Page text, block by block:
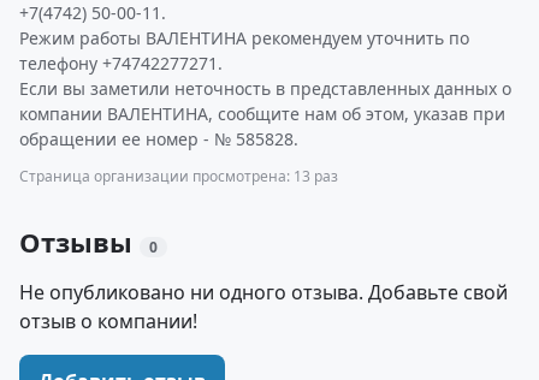
+7(4742) 50-00-11.
Режим работы ВАЛЕНТИНА рекомендуем уточнить по
телефону +74742277271.
Если вы заметили неточность в представленных данных о
компании ВАЛЕНТИНА, сообщите нам об этом, указав при
обращении ее номер - № 585828.
Страница организации просмотрена: 13 раз
Отзывы 0
Не опубликовано ни одного отзыва. Добавьте свой
отзыв о компании!